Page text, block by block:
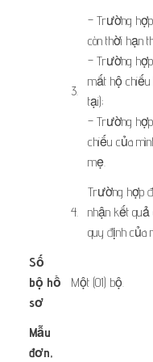
​3.
– Trường
còn thời hạn
– Trường
mất hộ chiếu
tại);
– Trường
chiếu của
mẹ.​
​4.
​Trường hợp
nhận kết quả
quy định của
Số
bộ hồ
sơ
Một (01) bộ.
Mẫu
đơn,